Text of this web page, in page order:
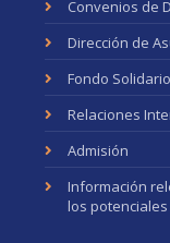
Convenios de
Dirección de
Fondo
Relaciones
Admisión
Información
los